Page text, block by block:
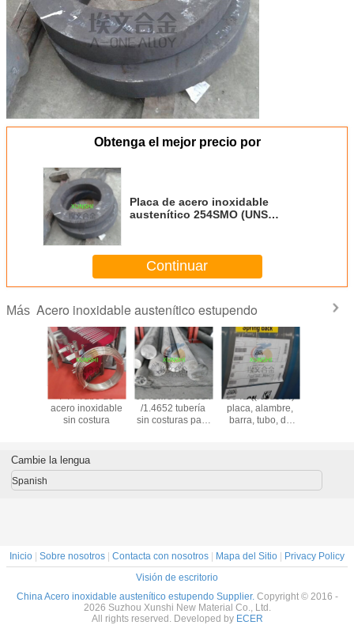
Obtenga el mejor precio por
Placa de acero inoxidable
austenítico 254SMO (UNS
Continuar
Más Acero inoxidable austenítico estupendo
de
F44 Tubo de
acero inoxidable
sin costura
654SMO /S32654
/1.4652 tubería
sin costuras para
904L ((N08904)
placa, alambre,
barra, tubo, de
buen precio
Cambie la lengua
Spanish
Inicio | Sobre nosotros | Contacta con nosotros | Mapa del Sitio | Privacy Policy
Visión de escritorio
China Acero inoxidable austenítico estupendo Supplier. Copyright © 2016 -
2026 Suzhou Xunshi New Material Co., Ltd.
All rights reserved. Developed by ECER